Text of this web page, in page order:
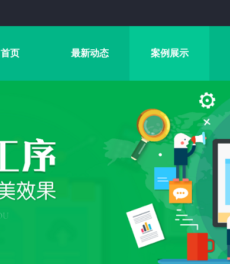
首页 最新动态 案例展示